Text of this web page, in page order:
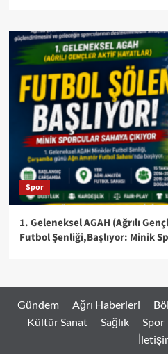
Spor
1. Geleneksel AGAH (Ağrılı
Futbol Şenliği,Başlıyor: Minik
Gündem Ağrı Haberleri
Kültür Sanat
Sağlık Spor